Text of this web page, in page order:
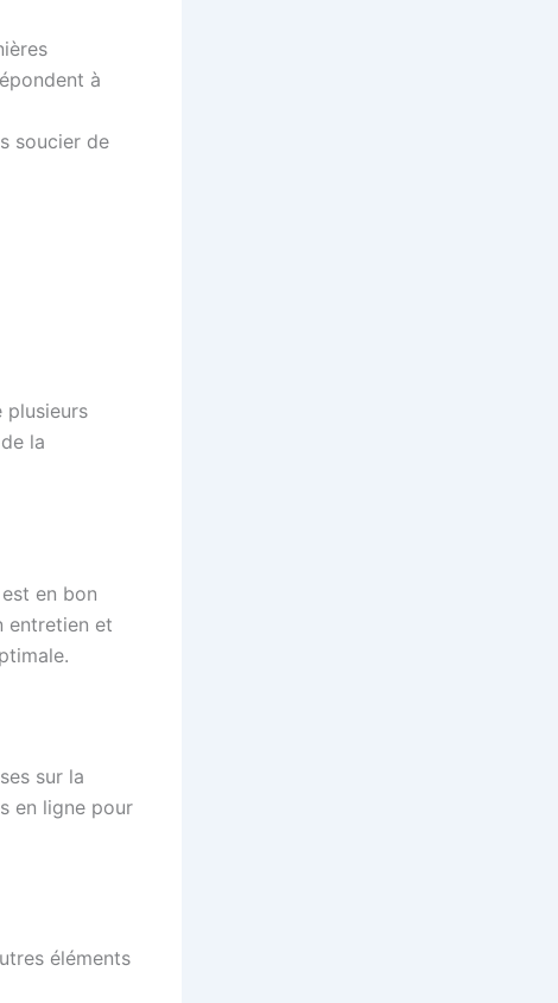
à
soucier de
plusieurs
la
en bon
entretien et
sur la
en ligne pour
éléments